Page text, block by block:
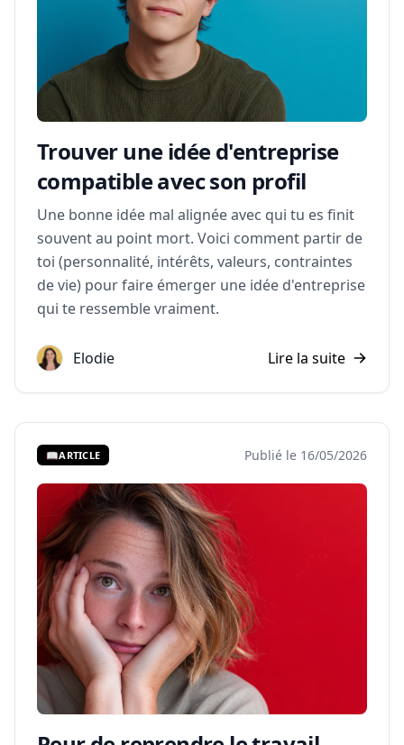
Trouver une idée d'entreprise
compatible avec son profil
Une bonne idée mal alignée avec qui tu es finit
souvent au point mort. Voici comment partir de
toi (personnalité, intérêts, valeurs, contraintes
de vie) pour faire émerger une idée d'entreprise
qui te ressemble vraiment.
Elodie Lire la suite
📖ARTICLE Publié le 16/05/2026